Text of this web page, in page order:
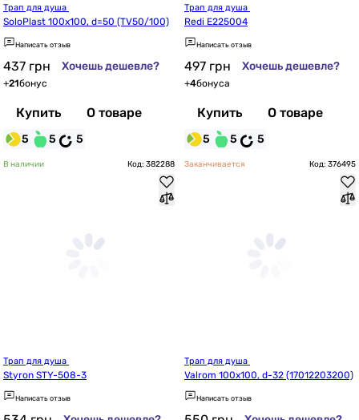
SoloPlast 100x100, d=50 (TV50/100)
Написать отзыв
437 грн Хочешь дешевле?
+21бонус
Купить О товаре
5 5 5
Redi E225004
Написать отзыв
497 грн Хочешь дешевле?
+4бонуса
Купить О товаре
5 5 5
В наличии Код: 382288
Styron STY-508-3
Написать отзыв
Заканчивается Код: 376495
Valrom 100x100, d-32 (17012203200)
Написать отзыв